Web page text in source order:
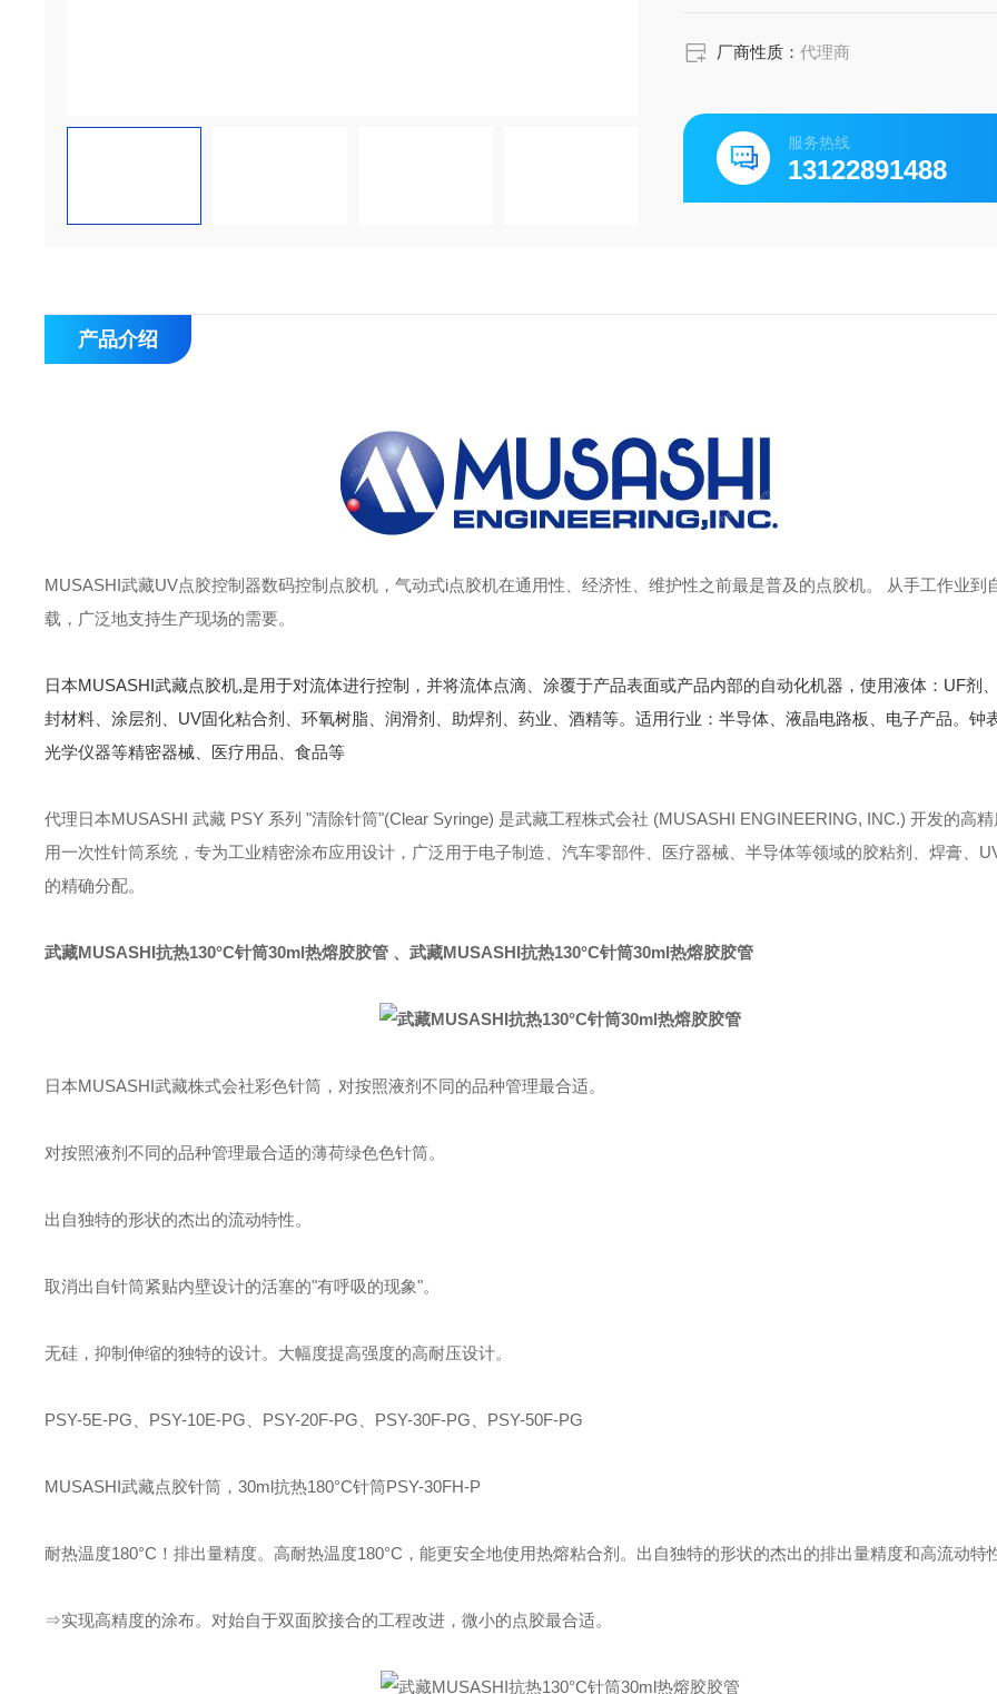
厂商性质：代理商
服务热线
13122891488
产品介绍
MUSASHI武藏UV点胶控制器数码控制点胶机 ，气动式i点胶机在通用性、经济性、维护性之前最是普及的点胶机。 从手工作业到
载，广泛地支持生产现场的需要。
日本MUSASHI武藏点胶机,是用于对流体进行控制，并将流体点滴、涂覆于产品表面或产品内部的自动化机器，使用液体：UF剂
封材料、涂层剂、UV固化粘合剂、环氧树脂、润滑剂、助焊剂、药业、酒精等。适用行业：半导体、液晶电路板、电子产品。钟
光学仪器等精密器械、医疗用品、食品等
代理日本MUSASHI 武藏 PSY 系列 "清除针筒"(Clear Syringe) 是武藏工程株式会社 (MUSASHI ENGINEERING, INC.) 开发的高
用一次性针筒系统，专为工业精密涂布应用设计，广泛用于电子制造、汽车零部件、医疗器械、半导体等领域的胶粘剂、焊膏、
的精确分配。
武藏MUSASHI抗热130°C针筒30ml热熔胶胶管 、武藏MUSASHI抗热130°C针筒30ml热熔胶胶管
日本MUSASHI武藏株式会社彩色针筒，对按照液剂不同的品种管理最合适。
对按照液剂不同的品种管理最合适的薄荷绿色色针筒。
出自独特的形状的杰出的流动特性。
取消出自针筒紧贴内壁设计的活塞的"有呼吸的现象"。
无硅，抑制伸缩的独特的设计。大幅度提高强度的高耐压设计。
PSY-5E-PG、PSY-10E-PG、PSY-20F-PG、PSY-30F-PG、PSY-50F-PG
MUSASHI武藏点胶针筒，30ml抗热180°C针筒PSY-30FH-P
耐热温度180°C！排出量精度。高耐热温度180°C，能更安全地使用热熔粘合剂。出自独特的形状的杰出的排出量精度和高流动特
⇒实现高精度的涂布。对始自于双面胶接合的工程改进，微小的点胶最合适。